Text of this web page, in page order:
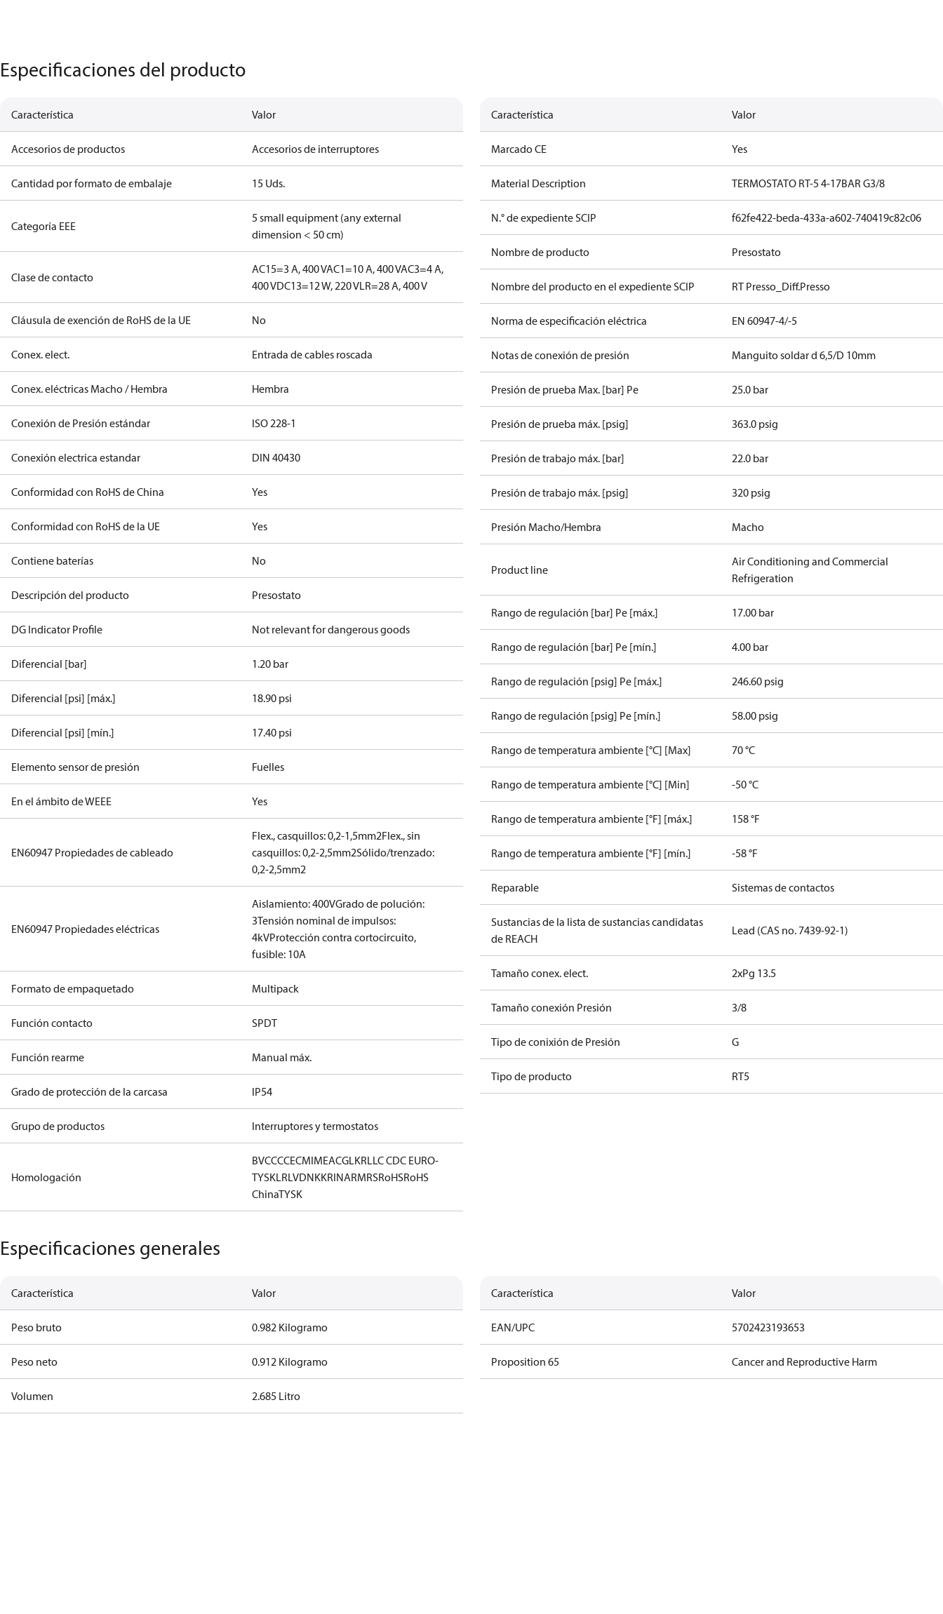
Especificaciones del producto
Característica Valor
Accesorios de productos Accesorios de interruptores
Cantidad por formato de embalaje 15 Uds.
Categoría EEE
5 small equipment (any external
dimension < 50 cm)
Clase de contacto
AC15=3 A, 400 VAC1=10 A, 400 VAC3=4 A,
400 VDC13=12 W, 220 VLR=28 A, 400 V
Cláusula de exención de RoHS de la UE No
Conex. elect. Entrada de cables roscada
Conex. eléctricas Macho / Hembra Hembra
Conexión de Presión estándar ISO 228-1
Conexión electrica estandar DIN 40430
Conformidad con RoHS de China Yes
Conformidad con RoHS de la UE Yes
Contiene baterías No
Descripción del producto Presostato
DG Indicator Profile Not relevant for dangerous goods
Diferencial [bar] 1.20 bar
Diferencial [psi] [máx.] 18.90 psi
Diferencial [psi] [mín.] 17.40 psi
Elemento sensor de presión Fuelles
En el ámbito de WEEE Yes
EN60947 Propiedades de cableado
Flex., casquillos: 0,2-1,5mm2Flex., sin
casquillos: 0,2-2,5mm2Sólido/trenzado:
0,2-2,5mm2
EN60947 Propiedades eléctricas
Aislamiento: 400VGrado de polución:
3Tensión nominal de impulsos:
4kVProtección contra cortocircuito,
fusible: 10A
Formato de empaquetado Multipack
Función contacto SPDT
Función rearme Manual máx.
Grado de protección de la carcasa IP54
Grupo de productos Interruptores y termostatos
Homologación
BVCCCCECMIMEACGLKRLLC CDC EURO-
TYSKLRLVDNKKRINARMRSRoHSRoHS
ChinaTYSK
Característica Valor
Marcado CE Yes
Material Description TERMOSTATO RT-5 4-17BAR G3/8
N.° de expediente SCIP f62fe422-beda-433a-a602-740419c82c06
Nombre de producto Presostato
Nombre del producto en el expediente SCIP RT Presso_Diff.Presso
Norma de especificación eléctrica EN 60947-4/-5
Notas de conexión de presión Manguito soldar d 6,5/D 10mm
Presión de prueba Max. [bar] Pe 25.0 bar
Presión de prueba máx. [psig] 363.0 psig
Presión de trabajo máx. [bar] 22.0 bar
Presión de trabajo máx. [psig] 320 psig
Presión Macho/Hembra Macho
Product line
Air Conditioning and Commercial
Refrigeration
Rango de regulación [bar] Pe [máx.] 17.00 bar
Rango de regulación [bar] Pe [mín.] 4.00 bar
Rango de regulación [psig] Pe [máx.] 246.60 psig
Rango de regulación [psig] Pe [mín.] 58.00 psig
Rango de temperatura ambiente [°C] [Max] 70 °C
Rango de temperatura ambiente [°C] [Min] -50 °C
Rango de temperatura ambiente [°F] [máx.] 158 °F
Rango de temperatura ambiente [°F] [mín.] -58 °F
Reparable Sistemas de contactos
Sustancias de la lista de sustancias candidatas
de REACH
Lead (CAS no. 7439-92-1)
Tamaño conex. elect. 2xPg 13.5
Tamaño conexión Presión 3/8
Tipo de conixión de Presión G
Tipo de producto RT5
Especificaciones generales
Característica Valor
Peso bruto 0.982 Kilogramo
Peso neto 0.912 Kilogramo
Volumen 2.685 Litro
Característica Valor
EAN/UPC 5702423193653
Proposition 65 Cancer and Reproductive Harm